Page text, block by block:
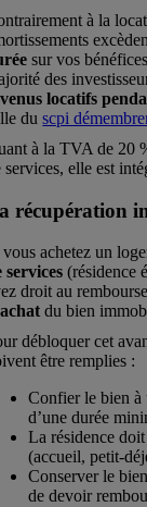
à la
sur vos
des
locatifs
duscpi
à la TVA de 20
services, elle est
récupération
vous achetez un
services (résidence
droit au
du bien
débloquer cet
être remplies :
Confier le bien
d’une durée
La résidence
(accueil, petit-
Conserver le
de devoir